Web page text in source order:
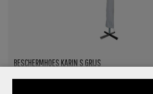
BESCHERMHOES KARIN S GRIJS